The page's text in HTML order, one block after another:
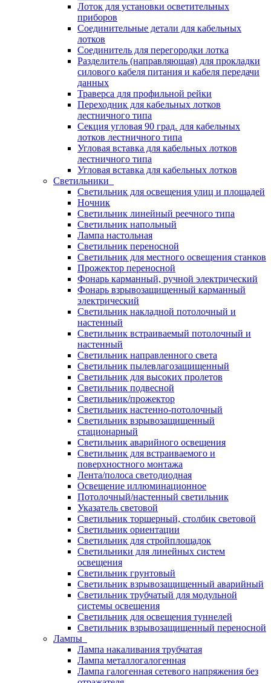
Лоток для установки осветительных
приборов
Соединительные детали для кабельных
лотков
Соединитель для перегородки лотка
Разделитель (направляющая) для прокладки
силового кабеля питания и кабеля передачи
данных
Траверса для профильной рейки
Переходник для кабельных лотков
лестничного типа
Секция угловая 90 град. для кабельных
лотков лестничного типа
Угловая вставка для кабельных лотков
лестничного типа
Угловая вставка для кабельных лотков
Светильники
Светильник для освещения улиц и площадей
Ночник
Светильник линейный реечного типа
Светильник напольный
Лампа настольная
Светильник переносной
Светильник для местного освещения станков
Прожектор переносной
Фонарь карманный, ручной электрический
Фонарь взрывозащищенный карманный
электрический
Светильник накладной потолочный и
настенный
Светильник встраиваемый потолочный и
настенный
Светильник направленного света
Светильник пылевлагозащищенный
Светильник для высоких пролетов
Светильник подвесной
Светильник/прожектор
Светильник настенно-потолочный
Светильник взрывозащищенный
стационарный
Светильник аварийного освещения
Светильник для встраиваемого и
поверхностного монтажа
Лента/полоса светодиодная
Освещение иллюминационное
Потолочный/настенный светильник
Указатель световой
Светильник торшерный, столбик световой
Светильник ориентации
Светильник для стройплощадок
Светильники для линейных систем
освещения
Светильник грунтовый
Светильник взрывозащищенный аварийный
Светильник трубчатый для модульной
системы освещения
Светильник для освещения туннелей
Светильник взрывозащищенный переносной
Лампы
Лампа накаливания трубчатая
Лампа металлогалогенная
Лампа галогенная сетевого напряжения без